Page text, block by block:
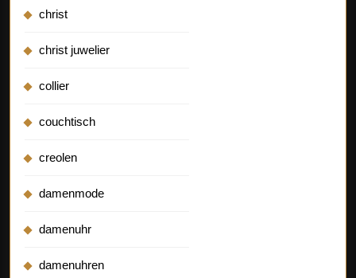
christ
christ juwelier
collier
couchtisch
creolen
damenmode
damenuhr
damenuhren